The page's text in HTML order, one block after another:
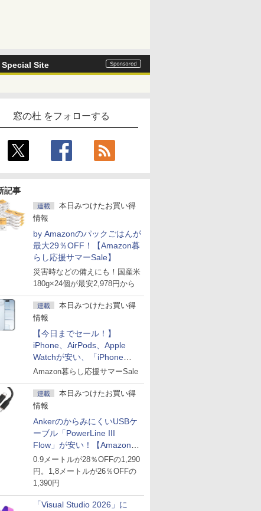
Special Site
窓の杜 をフォローする
記事
連載
本日みつけたお買い得
情報
by Amazonのパックごはんが
最大29％OFF！【Amazon暮
らし応援サマーSale】
災害時などの備えにも！国産米
180g×24個が最安2,978円から
連載
本日みつけたお買い得
情報
【今日までセール！】
iPhone、AirPods、Apple
Watchが安い、「iPhone
Air」256GB版が139,800円な
Amazon暮らし応援サマーSale
連載
本日みつけたお買い得
情報
AnkerのからみにくいUSBケ
ーブル「PowerLine III
Flow」が安い！【Amazon暮
らし応援サマーSale】
0.9メートルが28％OFFの1,290
円。1,8メートルが26％OFFの
1,390円
「Visual Studio 2026」に